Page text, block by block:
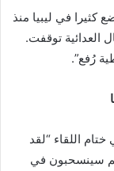
كثيرا في ليبيا منذ
العدائية توقفت.
رُفع”.
اللقاء “لقد
سينسحبون في